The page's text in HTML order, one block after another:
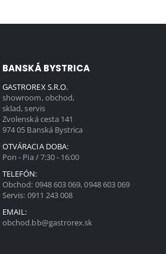
BANSKÁ BYSTRICA
GASTROREX S.R.O.
showroom, obchod,
sklad, servis
Zvolenská cesta 141
974 05 Banská Bystrica
OTVÁRACIA DOBA:
Pon - Pia / 7:30 - 16:00
TELEFÓN:
Obchod: 0948 603 069,0948 603 069
Servis: 0911 243 008
EMAIL:
obchod.bb@gastrorex.sk